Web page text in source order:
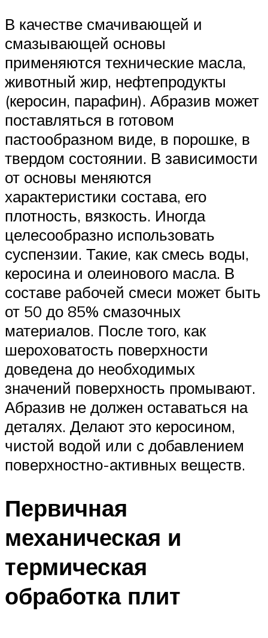
В качестве смачивающей и
смазывающей основы
применяются технические масла,
животный жир, нефтепродукты
(керосин, парафин). Абразив может
поставляться в готовом
пастообразном виде, в порошке, в
твердом состоянии. В зависимости
от основы меняются
характеристики состава, его
плотность, вязкость. Иногда
целесообразно использовать
суспензии. Такие, как смесь воды,
керосина и олеинового масла. В
составе рабочей смеси может быть
от 50 до 85% смазочных
материалов. После того, как
шероховатость поверхности
доведена до необходимых
значений поверхность промывают.
Абразив не должен оставаться на
деталях. Делают это керосином,
чистой водой или с добавлением
поверхностно-активных веществ.
Первичная
механическая и
термическая
обработка плит